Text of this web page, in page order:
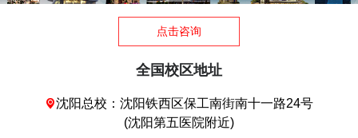
点击咨询
全国校区地址
沈阳总校：沈阳铁西区保工南街南十一路24号
(沈阳第五医院附近)